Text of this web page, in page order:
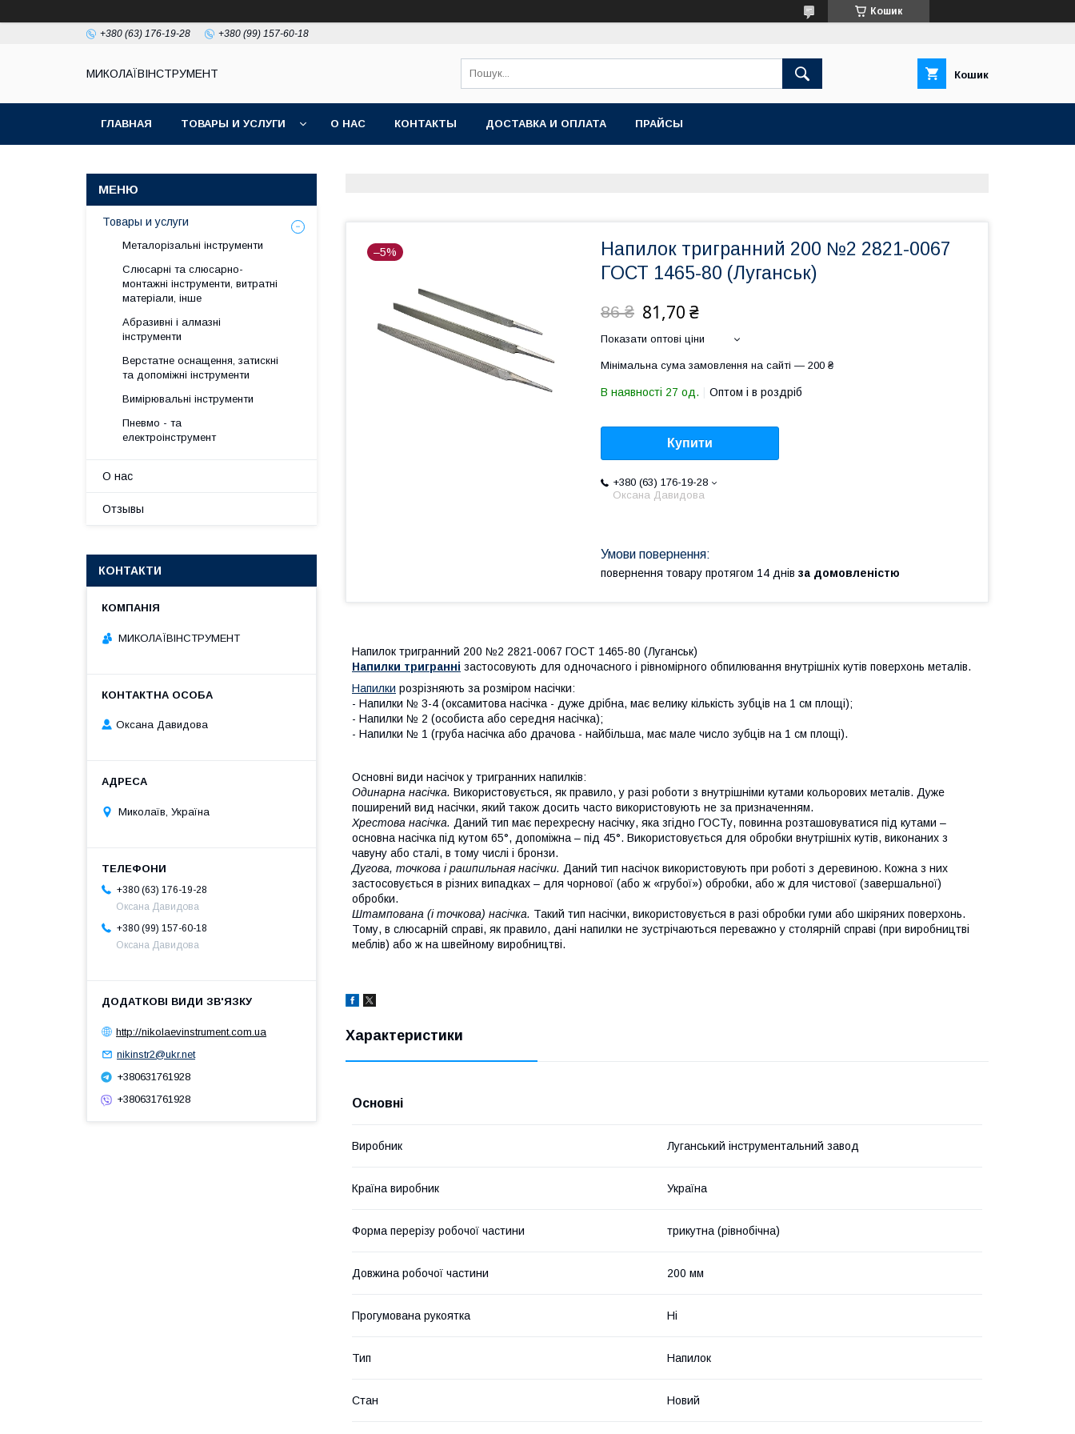
Кошик
+380 (63) 176-19-28 +380 (99) 157-60-18
МИКОЛАЇВІНСТРУМЕНТ Кошик
ГЛАВНАЯ ТОВАРЫ И УСЛУГИ О НАС КОНТАКТЫ ДОСТАВКА И ОПЛАТА ПРАЙСЫ
–5%
Напилок тригранний 200 №2 2821-0067
ГОСТ 1465-80 (Луганськ)
86 ₴ 81,70 ₴
Показати оптові ціни
Мінімальна сума замовлення на сайті — 200 ₴
В наявності 27 од. Оптом і в роздріб
Купити
+380 (63) 176-19-28
Оксана Давидова
повернення товару протягом 14 днів за домовленістю
Напилок тригранний 200 №2 2821-0067 ГОСТ 1465-80 (Луганськ)
Напилки тригранні застосовують для одночасного і рівномірного обпилювання внутрішніх кутів поверхонь металів.
Напилки розрізняють за розміром насічки:
- Напилки № 3-4 (оксамитова насічка - дуже дрібна, має велику кількість зубців на 1 см площі);
- Напилки № 2 (особиста або середня насічка);
- Напилки № 1 (груба насічка або драчова - найбільша, має мале число зубців на 1 см площі).
Основні види насічок у тригранних напилків:
Одинарна насічка. Використовується, як правило, у разі роботи з внутрішніми кутами кольорових металів. Дуже
поширений вид насічки, який також досить часто використовують не за призначенням.
Хрестова насічка. Даний тип має перехресну насічку, яка згідно ГОСТу, повинна розташовуватися під кутами –
основна насічка під кутом 65°, допоміжна – під 45°. Використовується для обробки внутрішніх кутів, виконаних з
чавуну або сталі, в тому числі і бронзи.
Дугова, точкова і рашпильная насічки. Даний тип насічок використовують при роботі з деревиною. Кожна з них
застосовується в різних випадках – для чорнової (або ж «грубої») обробки, або ж для чистової (завершальної)
обробки.
Штампована (і точкова) насічка. Такий тип насічки, використовується в разі обробки гуми або шкіряних поверхонь.
Тому, в слюсарній справі, як правило, дані напилки не зустрічаються переважно у столярній справі (при виробництві
меблів) або ж на швейному виробництві.
Характеристики
Основні
Виробник Луганський інструментальний завод
Країна виробник Україна
Форма перерізу робочої частини трикутна (рівнобічна)
Довжина робочої частини 200 мм
Прогумована рукоятка Ні
Тип Напилок
Стан Новий
Товары и услуги
Металорізальні інструменти
Слюсарні та слюсарно-
монтажні інструменти, витратні
матеріали, інше
Абразивні і алмазні
інструменти
Верстатне оснащення, затискні
та допоміжні інструменти
Вимірювальні інструменти
Пневмо - та
електроінструмент
О нас
Отзывы
КОНТАКТИ
МИКОЛАЇВІНСТРУМЕНТ
Оксана Давидова
Миколаїв, Україна
+380 (63) 176-19-28
Оксана Давидова
+380 (99) 157-60-18
Оксана Давидова
http://nikolaevinstrument.com.ua
nikinstr2@ukr.net
+380631761928
+380631761928